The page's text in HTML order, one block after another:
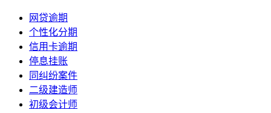
网贷逾期
个性化分期
信用卡逾期
停息挂账
同纠纷案件
二级建造师
初级会计师